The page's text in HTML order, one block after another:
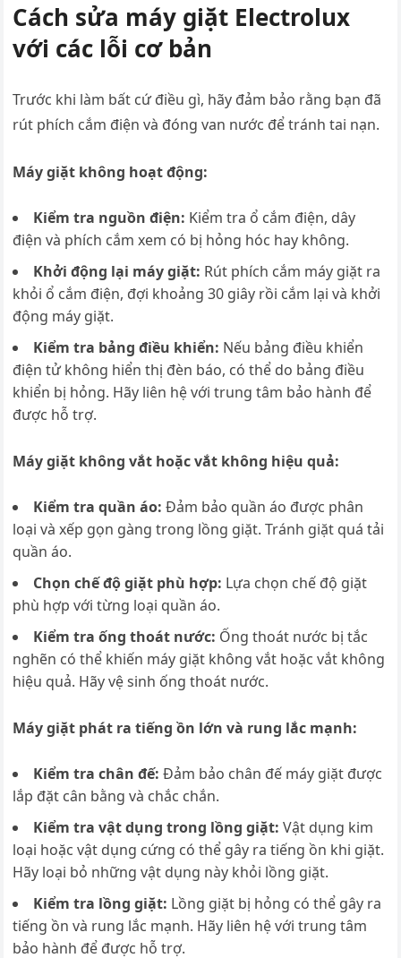
Cách sửa máy giặt Electrolux
với các lỗi cơ bản
Trước khi làm bất cứ điều gì, hãy đảm bảo rằng bạn đã
rút phích cắm điện và đóng van nước để tránh tai nạn.
Máy giặt không hoạt động:
Kiểm tra nguồn điện: Kiểm tra ổ cắm điện, dây
điện và phích cắm xem có bị hỏng hóc hay không.
Khởi động lại máy giặt: Rút phích cắm máy giặt ra
khỏi ổ cắm điện, đợi khoảng 30 giây rồi cắm lại và khởi
động máy giặt.
Kiểm tra bảng điều khiển: Nếu bảng điều khiển
điện tử không hiển thị đèn báo, có thể do bảng điều
khiển bị hỏng. Hãy liên hệ với trung tâm bảo hành để
được hỗ trợ.
Máy giặt không vắt hoặc vắt không hiệu quả:
Kiểm tra quần áo: Đảm bảo quần áo được phân
loại và xếp gọn gàng trong lồng giặt. Tránh giặt quá tải
quần áo.
Chọn chế độ giặt phù hợp: Lựa chọn chế độ giặt
phù hợp với từng loại quần áo.
Kiểm tra ống thoát nước: Ống thoát nước bị tắc
nghẽn có thể khiến máy giặt không vắt hoặc vắt không
hiệu quả. Hãy vệ sinh ống thoát nước.
Máy giặt phát ra tiếng ồn lớn và rung lắc mạnh:
Kiểm tra chân đế: Đảm bảo chân đế máy giặt được
lắp đặt cân bằng và chắc chắn.
Kiểm tra vật dụng trong lồng giặt: Vật dụng kim
loại hoặc vật dụng cứng có thể gây ra tiếng ồn khi giặt.
Hãy loại bỏ những vật dụng này khỏi lồng giặt.
Kiểm tra lồng giặt: Lồng giặt bị hỏng có thể gây ra
tiếng ồn và rung lắc mạnh. Hãy liên hệ với trung tâm
bảo hành để được hỗ trợ.